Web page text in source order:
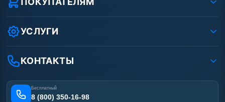
Защита данных клиента
Условия соглашения
Вакансии
Статьи
Как заказать?
Оплата
Доставка
Лизинг
Получить скидку
УСЛУГИ
Услуги
Аренда АВД
Ремонт АВД
Сертификаты
Наши работы
КОНТАКТЫ
Бесплатный
8 (800) 350-16-98